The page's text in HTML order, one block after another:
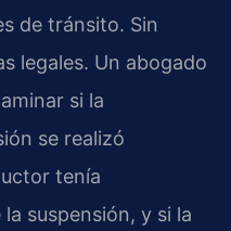
de tránsito. Sin
legales. Un abogado
si la
se realizó
tenía
suspensión, y si la